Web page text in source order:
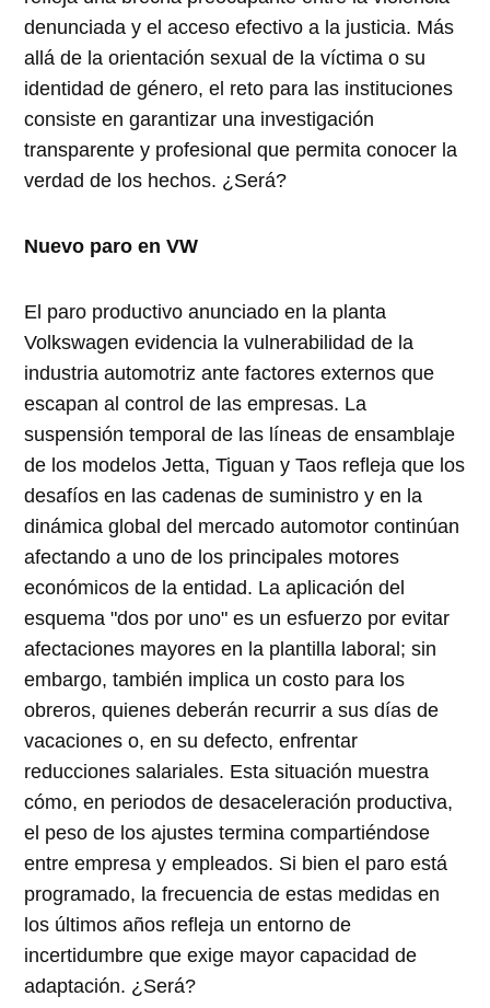
denunciada y el acceso efectivo a la justicia. Más
allá de la orientación sexual de la víctima o su
identidad de género, el reto para las instituciones
consiste en garantizar una investigación
transparente y profesional que permita conocer la
verdad de los hechos. ¿Será?
Nuevo paro en VW
El paro productivo anunciado en la planta
Volkswagen evidencia la vulnerabilidad de la
industria automotriz ante factores externos que
escapan al control de las empresas. La
suspensión temporal de las líneas de ensamblaje
de los modelos Jetta, Tiguan y Taos refleja que los
desafíos en las cadenas de suministro y en la
dinámica global del mercado automotor continúan
afectando a uno de los principales motores
económicos de la entidad. La aplicación del
esquema "dos por uno" es un esfuerzo por evitar
afectaciones mayores en la plantilla laboral; sin
embargo, también implica un costo para los
obreros, quienes deberán recurrir a sus días de
vacaciones o, en su defecto, enfrentar
reducciones salariales. Esta situación muestra
cómo, en periodos de desaceleración productiva,
el peso de los ajustes termina compartiéndose
entre empresa y empleados. Si bien el paro está
programado, la frecuencia de estas medidas en
los últimos años refleja un entorno de
incertidumbre que exige mayor capacidad de
adaptación. ¿Será?